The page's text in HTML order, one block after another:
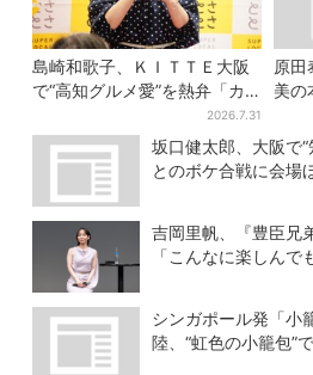
島崎和歌子、ＫＩＴＴＥ大阪
で“高知グルメ愛”を熱弁「カ
ツオは塩派」「ちくキュウが
おつまみ」
2026.7.31
原田
美の
技
泣け
坂口健太郎、大阪で
とのボケ合戦に会場
吉岡里帆、『豊臣兄
「こんなに楽しんで
シンガポール発「小
陸、“虹色の小籠包”